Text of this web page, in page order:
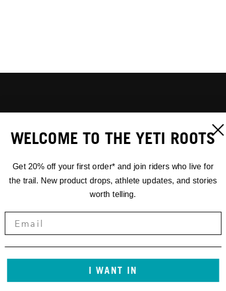
WELCOME TO THE YETI ROOTS
Get 20% off your first order* and join riders who live for
the trail. New product drops, athlete updates, and stories
worth telling.
I WANT IN